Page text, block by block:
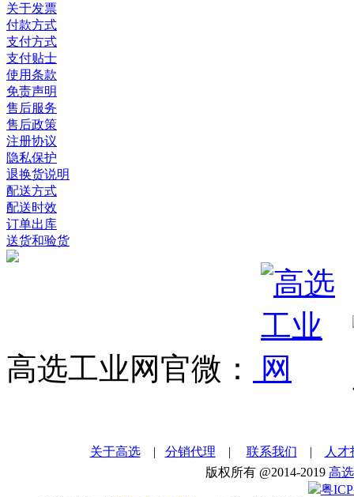
关于发票
付款方式
支付方式
支付贴士
使用条款
免责声明
售后服务
售后政策
注册协议
隐私保护
退换货说明
配送方式
配送时效
订单出库
送货和验货
高选工业网官微：
关于高选| 分销代理 | 联系我们 |
人才
版权所有 @2014-2019 高
粤